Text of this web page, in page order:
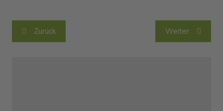
Beitragsnavigation
Zurück Weiter